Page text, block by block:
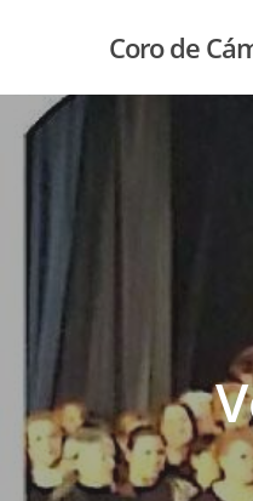
content
Hit enter to
Coro de